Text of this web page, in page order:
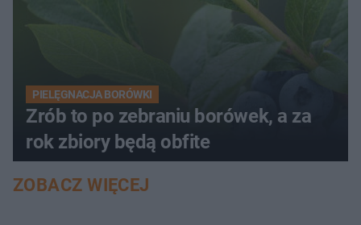
PIELĘGNACJA BORÓWKI
Zrób to po zebraniu borówek, a za
rok zbiory będą obfite
ZOBACZ WIĘCEJ